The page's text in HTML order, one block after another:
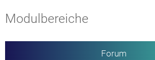
Modulbereiche
Forum